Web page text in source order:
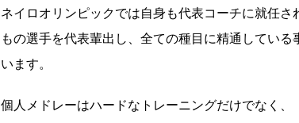
ネイロオリンピックでは自身も代表コーチに就任さ
もの選手を代表輩出し、全ての種目に精通している
います。
個人メドレーはハードなトレーニングだけでなく、